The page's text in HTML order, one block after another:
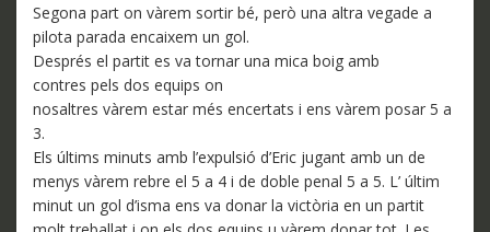
Segona part on vàrem sortir bé, però una altra vegade a
pilota parada encaixem un gol.
Després el partit es va tornar una mica boig amb
contres pels dos equips on
nosaltres vàrem estar més encertats i ens vàrem posar 5 a
3.
Els últims minuts amb l’expulsió d’Eric jugant amb un de
menys vàrem rebre el 5 a 4 i de doble penal 5 a 5. L’ últim
minut un gol d’isma ens va donar la victòria en un partit